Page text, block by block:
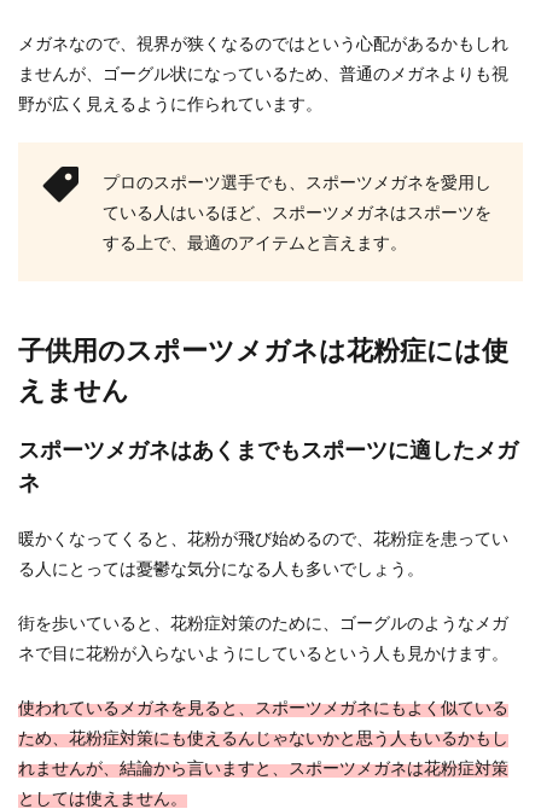
メガネなので、視界が狭くなるのではという心配があるかもしれ
ませんが、ゴーグル状になっているため、普通のメガネよりも視
野が広く見えるように作られています。
プロのスポーツ選手でも、スポーツメガネを愛用し
ている人はいるほど、スポーツメガネはスポーツを
する上で、最適のアイテムと言えます。
子供用のスポーツメガネは花粉症には使
えません
スポーツメガネはあくまでもスポーツに適したメガ
ネ
暖かくなってくると、花粉が飛び始めるので、花粉症を患ってい
る人にとっては憂鬱な気分になる人も多いでしょう。
街を歩いていると、花粉症対策のために、ゴーグルのようなメガ
ネで目に花粉が入らないようにしているという人も見かけます。
使われているメガネを見ると、スポーツメガネにもよく似ている
ため、花粉症対策にも使えるんじゃないかと思う人もいるかもし
れませんが、結論から言いますと、スポーツメガネは花粉症対策
としては使えません。